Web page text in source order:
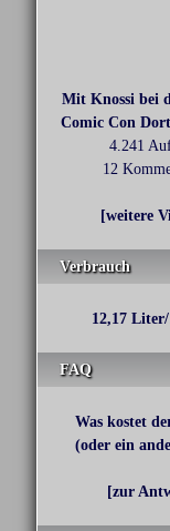
Mit Knossi bei
Comic Con
4.241
12
[weitere
Verbrauch
12,17
FAQ
Was kostet
(oder ein
[zur